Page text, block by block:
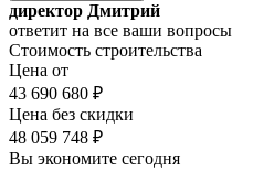
директор Дмитрий
ответит на все ваши вопросы
Стоимость строительства
Цена от
43 690 680 ₽
Цена без скидки
48 059 748 ₽
Вы экономите сегодня